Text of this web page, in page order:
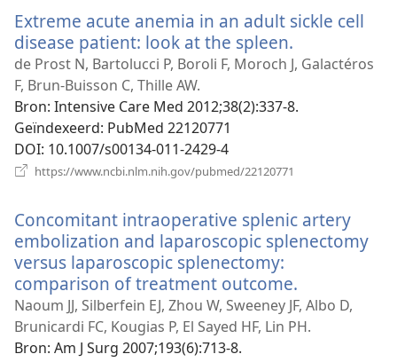
Extreme acute anemia in an adult sickle cell
disease patient: look at the spleen.
nieuw
de Prost N, Bartolucci P, Boroli F, Moroch J, Galactéros
F, Brun-Buisson C, Thille AW.
Bron‎: Intensive Care Med 2012;38(2):337-8.
Geïndexeerd‎: PubMed 22120771
DOI‎: 10.1007/s00134-011-2429-4
https://www.ncbi.nlm.nih.gov/pubmed/22120771
Concomitant intraoperative splenic artery
embolization and laparoscopic splenectomy
versus laparoscopic splenectomy:
comparison of treatment outcome.
nieuw
venster)
Naoum JJ, Silberfein EJ, Zhou W, Sweeney JF, Albo D,
Brunicardi FC, Kougias P, El Sayed HF, Lin PH.
Bron‎: Am J Surg 2007;193(6):713-8.